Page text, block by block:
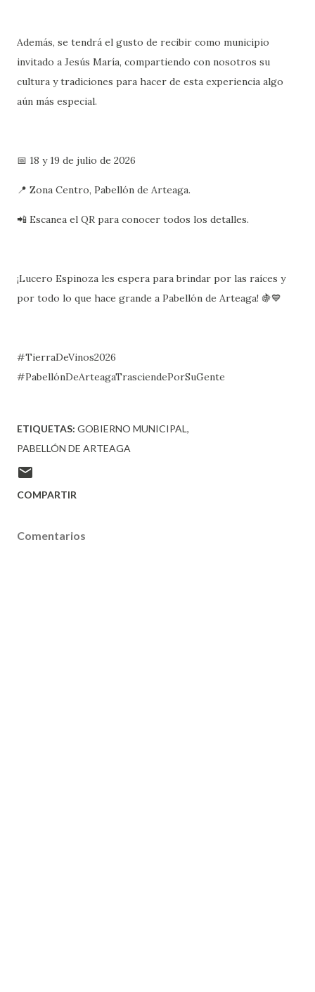
Además, se tendrá el gusto de recibir como municipio
invitado a Jesús María, compartiendo con nosotros su
cultura y tradiciones para hacer de esta experiencia algo
aún más especial.
📅 18 y 19 de julio de 2026
📍 Zona Centro, Pabellón de Arteaga.
📲 Escanea el QR para conocer todos los detalles.
¡Lucero Espinoza les espera para brindar por las raíces y
por todo lo que hace grande a Pabellón de Arteaga! 🍇💙
#TierraDeVinos2026
#PabellónDeArteagaTrasciendePorSuGente
ETIQUETAS: GOBIERNO MUNICIPAL
PABELLÓN DE ARTEAGA
COMPARTIR
Comentarios